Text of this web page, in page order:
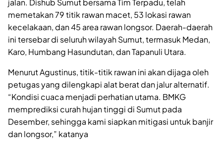
jalan. Dishub Sumut bersama Tim Terpadu, telah
memetakan 79 titik rawan macet, 53 lokasi rawan
kecelakaan, dan 45 area rawan longsor. Daerah-daerah
ini tersebar di seluruh wilayah Sumut, termasuk Medan,
Karo, Humbang Hasundutan, dan Tapanuli Utara.
Menurut Agustinus, titik-titik rawan ini akan dijaga oleh
petugas yang dilengkapi alat berat dan jalur alternatif.
“Kondisi cuaca menjadi perhatian utama. BMKG
memprediksi curah hujan tinggi di Sumut pada
Desember, sehingga kami siapkan mitigasi untuk banjir
dan longsor,” katanya